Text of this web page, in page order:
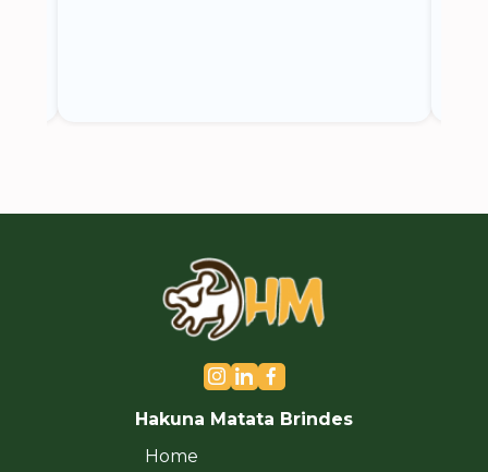
Hakuna Matata Brindes
Home